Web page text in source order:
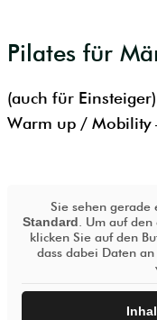
Pilates für
(auch für Einsteiger)
Warm up / Mobility
Sie sehen gerade
Standard . Um auf
klicken Sie auf den
dass dabei Daten